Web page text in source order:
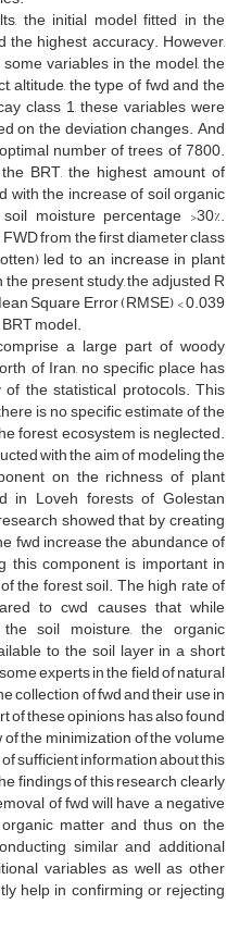
the initial model fitted in the
highest accuracy. However,
variables in the model, the
altitude, the type of fwd and the
class 1, these variables were
on the deviation changes. And
number of trees of 7800.
BRT, the highest amount of
with the increase of soil organic
moisture percentage >30%.
from the first diameter class
led to an increase in plant
present study, the adjusted R
Square Error (RMSE) < 0.039
model.
a large part of woody
of Iran, no specific place has
the statistical protocols. This
is no specific estimate of the
forest ecosystem is neglected.
with the aim of modeling the
on the richness of plant
in Loveh forests of Golestan
showed that by creating
fwd increase the abundance of
this component is important in
the forest soil. The high rate of
to cwd causes that while
soil moisture, the organic
to the soil layer in a short
experts in the field of natural
collection of fwd and their use in
of these opinions has also found
the minimization of the volume
sufficient information about this
findings of this research clearly
of fwd will have a negative
matter and thus on the
similar and additional
variables as well as other
help in confirming or rejecting